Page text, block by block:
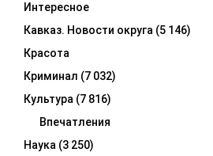
Интересное
Кавказ. Новости округа (5 146)
Красота
Криминал (7 032)
Культура (7 816)
Впечатления
Наука (3 250)